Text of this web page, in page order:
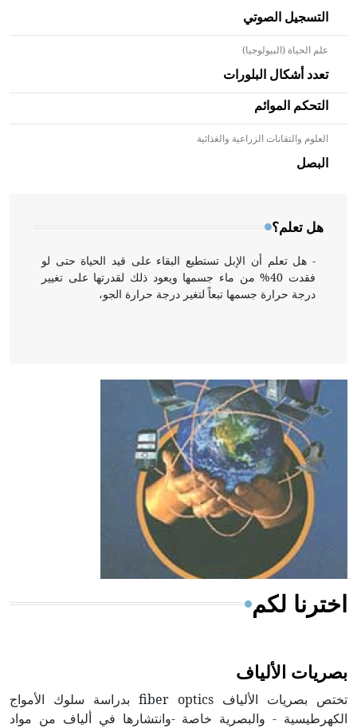
التسجيل الصوتي
علم الحياة (البيولوجيا)
تعدد أشكال البلورات
التحكم الموائم
العلوم والتقانات الزراعية والغذائية
البصل
هل تعلم؟
- هل تعلم أن الأبلق نوع من الفنون الهندسية التي ارتبطت
بالعمارة الإسلامية في بلاد الشام ومصر خاصة، حيث يحرص
المعمار على بناء مداميكه وخاصة في الواجهات
- هل تعلم أن الإبل تستطيع البقاء على قيد الحياة حتى لو
فقدت 40% من ماء جسمها ويعود ذلك لقدرتها على تغيير
درجة حرارة جسمها تبعاً لتغير درجة حرارة الجو،
- هل تعلم أن أبقراط كتب في الطب أربعة مؤلفات هي:
الحكم، الأدلة، تنظيم التغذية، ورسالته في جروح الرأس.
ويعود له الفضل بأنه حرر الطب من الدين والفلسفة.
- هل تعلم أن المرجان إفراز حيواني يتكون في البحر ويتركب
من مادة كربونات الكلسيوم، وهو أحمر أو شديد الحمرة وهو
أجود أنواعه، ويمتاز بكبر الحجم ويسمى الش
اخترنا لكم
بصريات الألياف
تختص بصريات الألياف fiber optics بدراسة سلوك الأمواج
الكهرطيسية - والبصرية خاصة -وانتشارها في ألياف من مواد